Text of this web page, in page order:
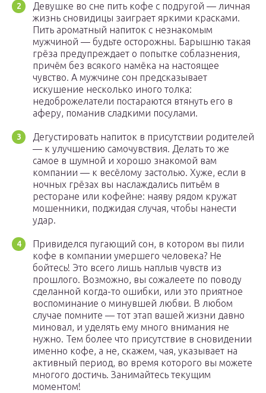
Девушке во сне пить кофе с подругой — личная
жизнь сновидицы заиграет яркими красками.
Пить ароматный напиток с незнакомым
мужчиной — будьте осторожны. Барышню такая
грёза предупреждает о попытке соблазнения,
причём без всякого намёка на настоящее
чувство. А мужчине сон предсказывает
искушение несколько иного толка:
недоброжелатели постараются втянуть его в
аферу, поманив сладкими посулами.
Дегустировать напиток в присутствии родителей
— к улучшению самочувствия. Делать то же
самое в шумной и хорошо знакомой вам
компании — к весёлому застолью. Хуже, если в
ночных грёзах вы наслаждались питьём в
ресторане или кофейне: наяву рядом кружат
мошенники, поджидая случая, чтобы нанести
удар.
Привиделся пугающий сон, в котором вы пили
кофе в компании умершего человека? Не
бойтесь! Это всего лишь наплыв чувств из
прошлого. Возможно, вы сожалеете по поводу
сделанной когда-то ошибки, или это приятное
воспоминание о минувшей любви. В любом
случае помните — тот этап вашей жизни давно
миновал, и уделять ему много внимания не
нужно. Тем более что присутствие в сновидении
именно кофе, а не, скажем, чая, указывает на
активный период, во время которого вы можете
многого достичь. Занимайтесь текущим
моментом!